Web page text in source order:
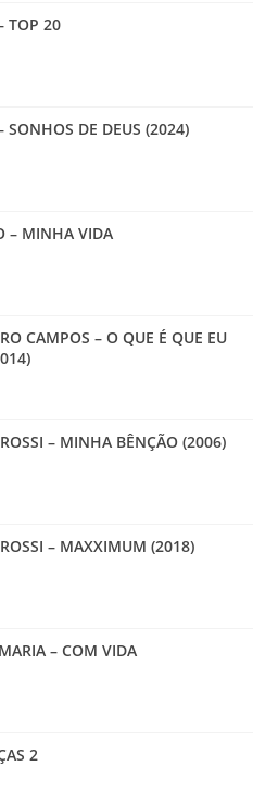
TOP 20
SONHOS DE DEUS (2024)
– MINHA VIDA
CAMPOS – O QUE É QUE EU
– MINHA BÊNÇÃO (2006)
– MAXXIMUM (2018)
– COM VIDA
2